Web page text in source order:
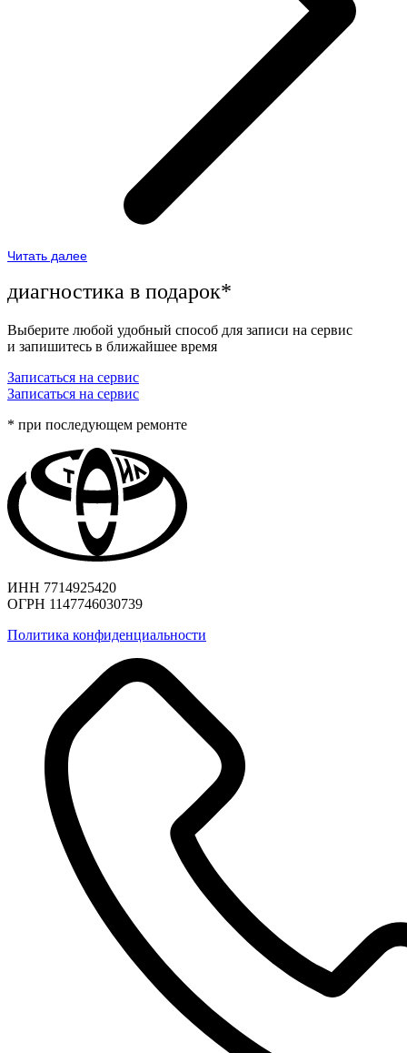
Читать далее
диагностика в подарок*
Выберите любой удобный способ для записи на сервис
и запишитесь в ближайшее время
Записаться на сервис
Записаться на сервис
* при последующем ремонте
ИНН 7714925420
ОГРН 1147746030739
Политика конфиденциальности